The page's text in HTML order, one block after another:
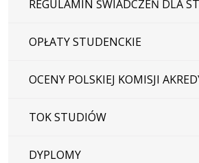
REGULAMIN ŚWIADCZEŃ DLA
OPŁATY STUDENCKIE
OCENY POLSKIEJ KOMISJI
TOK STUDIÓW
DYPLOMY